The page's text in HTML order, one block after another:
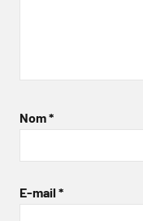
Nom*
E-mail *